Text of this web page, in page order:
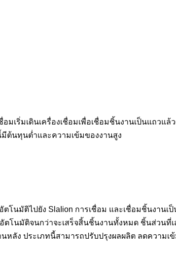
มเริ่มเดินเครื่องเชื่อมเพื่อเชื่อมชิ้นงานเป็นแถวแล้
ต้นทุนต่ำและความเข้มของงานสูง
โนมัติไปยัง SlaIion การเชื่อม และเชื่อมชิ้นงานเป็
โนมัติจนกว่าจะเสร็จสิ้นชิ้นงานทั้งหมด ชิ้นส่วนที่เ
ลัง ประเภทนี้สามารถปรับปรุงผลผลิต ลดความเ